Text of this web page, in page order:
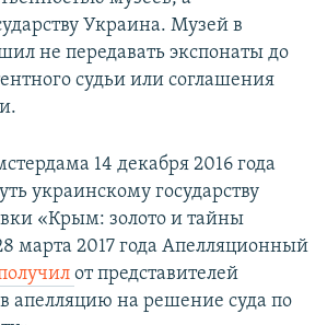
Украина. Музей в
не передавать экспонаты до
судьи или соглашения
14 декабря 2016 года
украинскому государству
«Крым: золото и тайны
марта 2017 года Апелляционный
от представителей
апелляцию на решение суда по